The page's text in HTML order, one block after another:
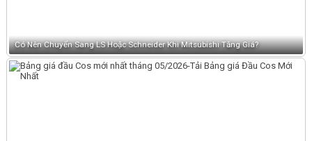
Có Nên Chuyển Sang LS Hoặc Schneider Khi Mitsubishi Tăng Giá?